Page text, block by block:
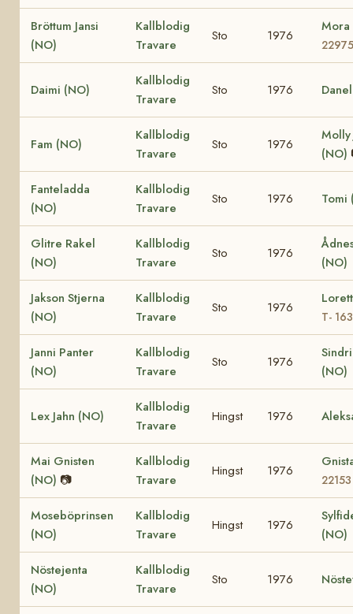
Bröttum Jansi
(NO)
Kallblodig
Travare
Sto 1976
22975
Daimi (NO)
Kallblodig
Travare
Sto 1976
Fam (NO)
Kallblodig
Travare
Sto 1976
Molly
(NO)
Fanteladda
(NO)
Kallblodig
Travare
Sto 1976 Tomi
Glitre Rakel
(NO)
Kallblodig
Travare
Sto 1976
(NO)
Jakson Stjerna
(NO)
Kallblodig
Travare
Sto 1976
T-
Janni Panter
(NO)
Kallblodig
Travare
Sto 1976
(NO)
Lex Jahn (NO)
Kallblodig
Travare
Hingst 1976
Mai Gnisten
(NO) 📷
Kallblodig
Travare
Hingst 1976
22153
Moseböprinsen
(NO)
Kallblodig
Travare
Hingst 1976
(NO)
Nöstejenta
(NO)
Kallblodig
Travare
Sto 1976